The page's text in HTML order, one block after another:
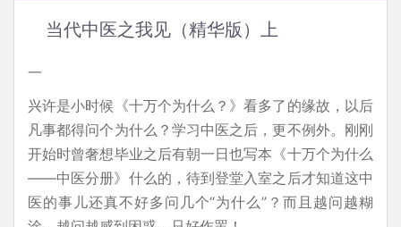
当代中医之我见（精华版）上
一
兴许是小时候《十万个为什么？》看多了的缘故，以后
凡事都得问个为什么？学习中医之后，更不例外。刚刚
开始时曾奢想毕业之后有朝一日也写本《十万个为什么
——中医分册》什么的，待到登堂入室之后才知道这中
医的事儿还真不好多问几个“为什么”？而且越问越糊